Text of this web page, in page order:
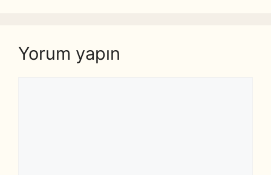
Yorum yapın